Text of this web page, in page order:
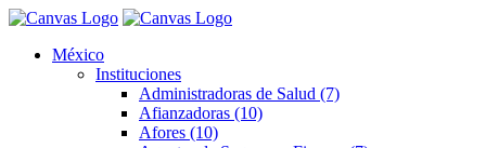
México
Instituciones
Administradoras de Salud (7)
Afianzadoras (10)
Afores (10)